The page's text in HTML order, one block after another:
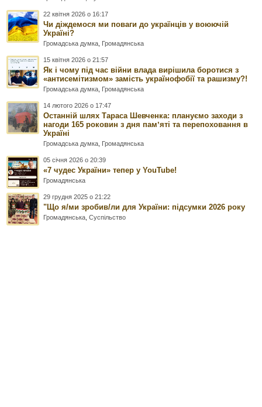
22 квітня 2026 о 16:17
Чи діждемося ми поваги до українців у воюючій
Україні?
Громадська думка Громадянська
15 квітня 2026 о 21:57
Як і чому під час війни влада вирішила боротися з
«антисемітизмом» замість українофобії та рашизму?!
Громадська думка Громадянська
14 лютого 2026 о 17:47
Останній шлях Тараса Шевченка: плануємо заходи з
нагоди 165 роковин з дня памʼяті та перепоховання в
Україні
Громадська думка Громадянська
05 січня 2026 о 20:39
«7 чудес України» тепер у YouTube!
Громадянська
29 грудня 2025 о 21:22
"Що я/ми зробив/ли для України: підсумки 2026 року
Громадянська ,Суспільство